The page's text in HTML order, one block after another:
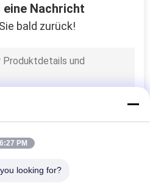
Faser-
Nachricht
bald zurück!
6:27 PM
looking for?